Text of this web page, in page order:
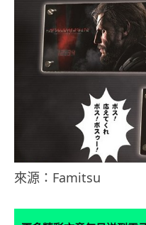
來源：Famitsu